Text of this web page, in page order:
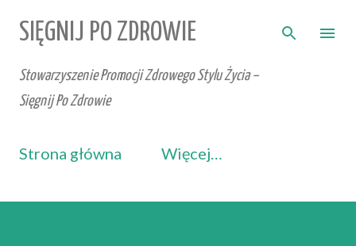
Przejdź do głównej zawartości
SIĘGNIJ PO ZDROWIE
Stowarzyszenie Promocji Zdrowego Stylu Życia –
Sięgnij Po Zdrowie
Strona główna Więcej…